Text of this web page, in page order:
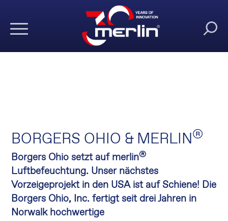
BORGERS OHIO & MERLIN®
Borgers Ohio setzt auf merlin®
Luftbefeuchtung. Unser nächstes
Vorzeigeprojekt in den USA ist auf Schiene! Die
Borgers Ohio, Inc. fertigt seit drei Jahren in
Norwalk hochwertige